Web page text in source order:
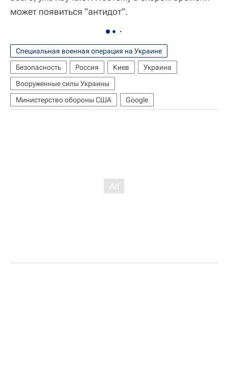
может появиться "антидот".
Специальная военная операция на Украине
Безопасность
Россия Киев
Украина
Вооруженные силы Украины
Министерство обороны США
Google